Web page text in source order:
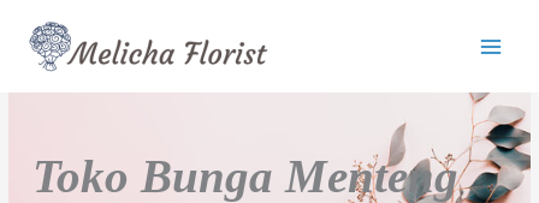
konten
Toko Bunga Menteng